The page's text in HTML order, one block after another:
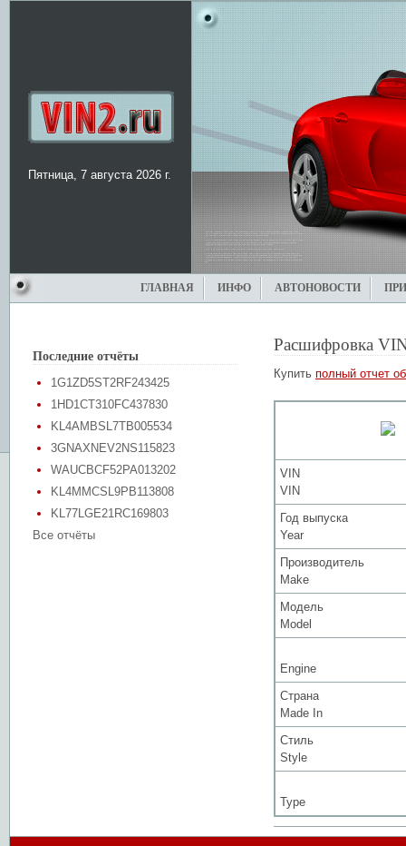
Пятница, 7 августа 2026 г.
ГЛАВНАЯ ИНФО АВТОНОВОСТИ
Последние отчёты
1G1ZD5ST2RF243425
1HD1CT310FC437830
KL4AMBSL7TB005534
3GNAXNEV2NS115823
WAUCBCF52PA013202
KL4MMCSL9PB113808
KL77LGE21RC169803
Все отчёты
Расшифровка
Купить полный отчет
VIN
VIN
Год выпуска
Year
Производитель
Make
Модель
Model
Engine
Страна
Made In
Стиль
Style
Type